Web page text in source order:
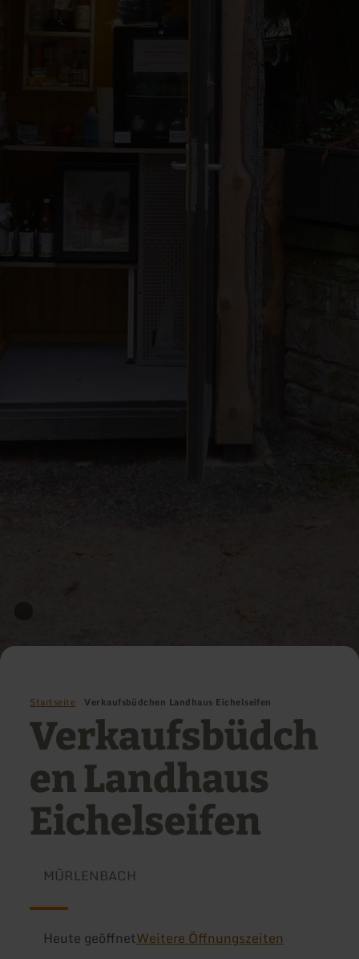
Startseite Verkaufsbüdchen Landhaus Eichelseifen
Verkaufsbüdch
en Landhaus
Eichelseifen
MÜRLENBACH
Heute geöffnetWeitere Öffnungszeiten